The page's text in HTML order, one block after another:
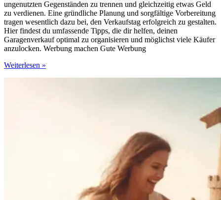
ungenutzten Gegenständen zu trennen und gleichzeitig etwas Geld
zu verdienen. Eine gründliche Planung und sorgfältige Vorbereitung
tragen wesentlich dazu bei, den Verkaufstag erfolgreich zu gestalten.
Hier findest du umfassende Tipps, die dir helfen, deinen
Garagenverkauf optimal zu organisieren und möglichst viele Käufer
anzulocken. Werbung machen Gute Werbung
Tipps
Weiterlesen »